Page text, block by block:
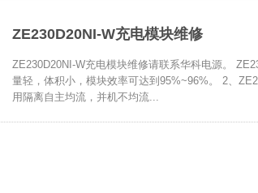
ZE230D20NI-W充电模块维修
ZE230D20NI-W充电模块维修请联系华科电源。
量轻，体积小，模块效率可达到95%~96%。 2、
用隔离自主均流，并机不均流...